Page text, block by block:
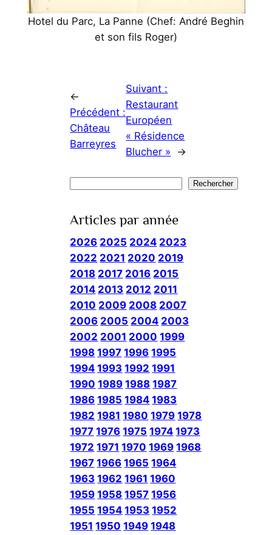
Hotel du Parc, La Panne (Chef: André Beghin
et son fils Roger)
←
Précédent :
Château
Barreyres
Suivant :
Restaurant
Européen
« Résidence
Blucher »
→
Rechercher
Articles par année
2026 2025 2024 2023
2022 2021 2020 2019
2018 2017 2016 2015
2014 2013 2012 2011
2010 2009 2008 2007
2006 2005 2004 2003
2002 2001 2000 1999
1998 1997 1996 1995
1994 1993 1992 1991
1990 1989 1988 1987
1986 1985 1984 1983
1982 1981 1980 1979 1978
1977 1976 1975 1974 1973
1972 1971 1970 1969 1968
1967 1966 1965 1964
1963 1962 1961 1960
1959 1958 1957 1956
1955 1954 1953 1952
1951 1950 1949 1948